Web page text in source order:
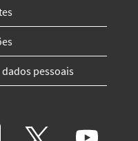
pessoais
A